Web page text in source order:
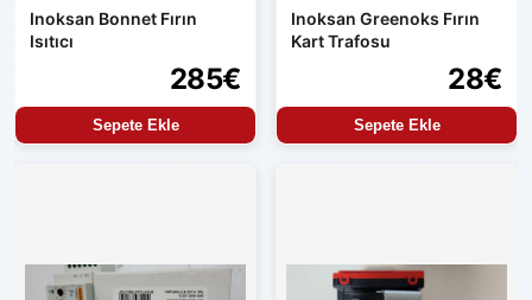
Inoksan Bonnet Fırın
Isıtıcı
285€
Sepete Ekle
Inoksan Greenoks Fırın
Kart Trafosu
28€
Sepete Ekle